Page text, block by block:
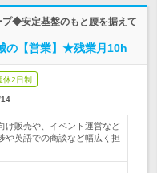
プ◆安定基盤のもと腰を据えて
の【営業】★残業月10h
休2日制
け販売や、イベント運営など
や英語での商談など幅広く担